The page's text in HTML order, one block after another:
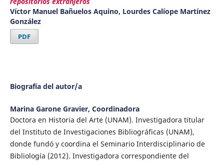
Víctor Manuel Bañuelos Aquino, Lourdes Calíope Martínez
González
PDF
Biografía del autor/a
Marina Garone Gravier, Coordinadora
Doctora en Historia del Arte (UNAM). Investigadora titular
del Instituto de Investigaciones Bibliográficas (UNAM),
donde fundó y coordina el Seminario Interdisciplinario de
Bibliología (2012). Investigadora correspondiente del